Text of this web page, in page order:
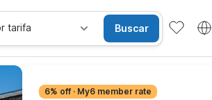
tarifa Buscar
6% off · My6 member rate